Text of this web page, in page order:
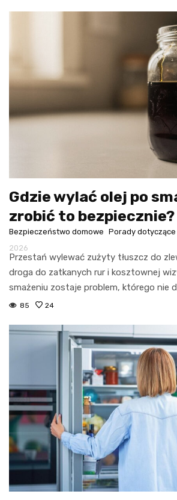
Gdzie wylać olej po
zrobić to bezpiecznie?
Bezpieczeństwo domowe Porady
2026
Przestań wylewać zużyty tłuszcz do
droga do zatkanych rur i kosztownej
smażeniu zostaje problem, którego nie
85 24